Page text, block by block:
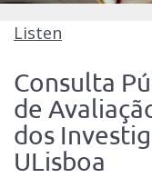
Faculdade
de
Veterinária
Listen
Consulta
de
dos
ULisboa